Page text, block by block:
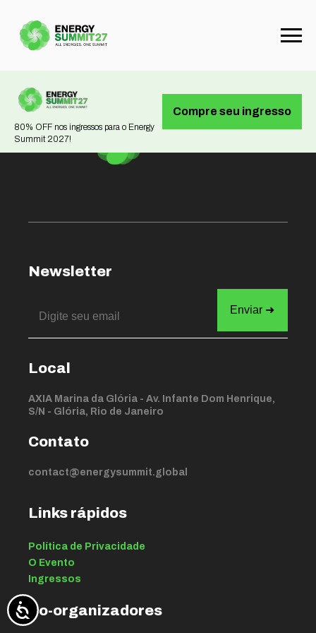
80% OFF nos ingressos para o Energy
Summit 2027!
Compre seu ingresso
Not found
Newsletter
Local
AXIA Marina da Glória - Av. Infante Dom Henrique,
S/N - Glória, Rio de Janeiro
Contato
contact@energysummit.global
Links rápidos
Política de Privacidade
O Evento
Ingressos
Co-organizadores